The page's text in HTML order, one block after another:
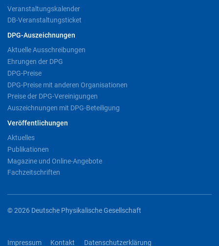
Veranstaltungskalender
DB-Veranstaltungsticket
DPG-Auszeichnungen
Aktuelle Ausschreibungen
Ehrungen der DPG
DPG-Preise
DPG-Preise mit anderen Organisationen
Preise der DPG-Vereinigungen
Auszeichnungen mit DPG-Beteiligung
Veröffentlichungen
Aktuelles
Publikationen
Magazine und Online-Angebote
Fachzeitschriften
© 2026 Deutsche Physikalische Gesellschaft
Impressum Kontakt Datenschutzerklärung